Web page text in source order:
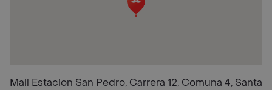
Mall Estacion San Pedro, Carrera 12, Comuna 4, Santa